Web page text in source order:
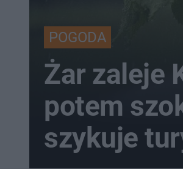
POGODA
Żar zaleje
potem
szykuje